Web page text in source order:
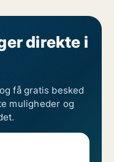
direkte i
få gratis besked
muligheder og